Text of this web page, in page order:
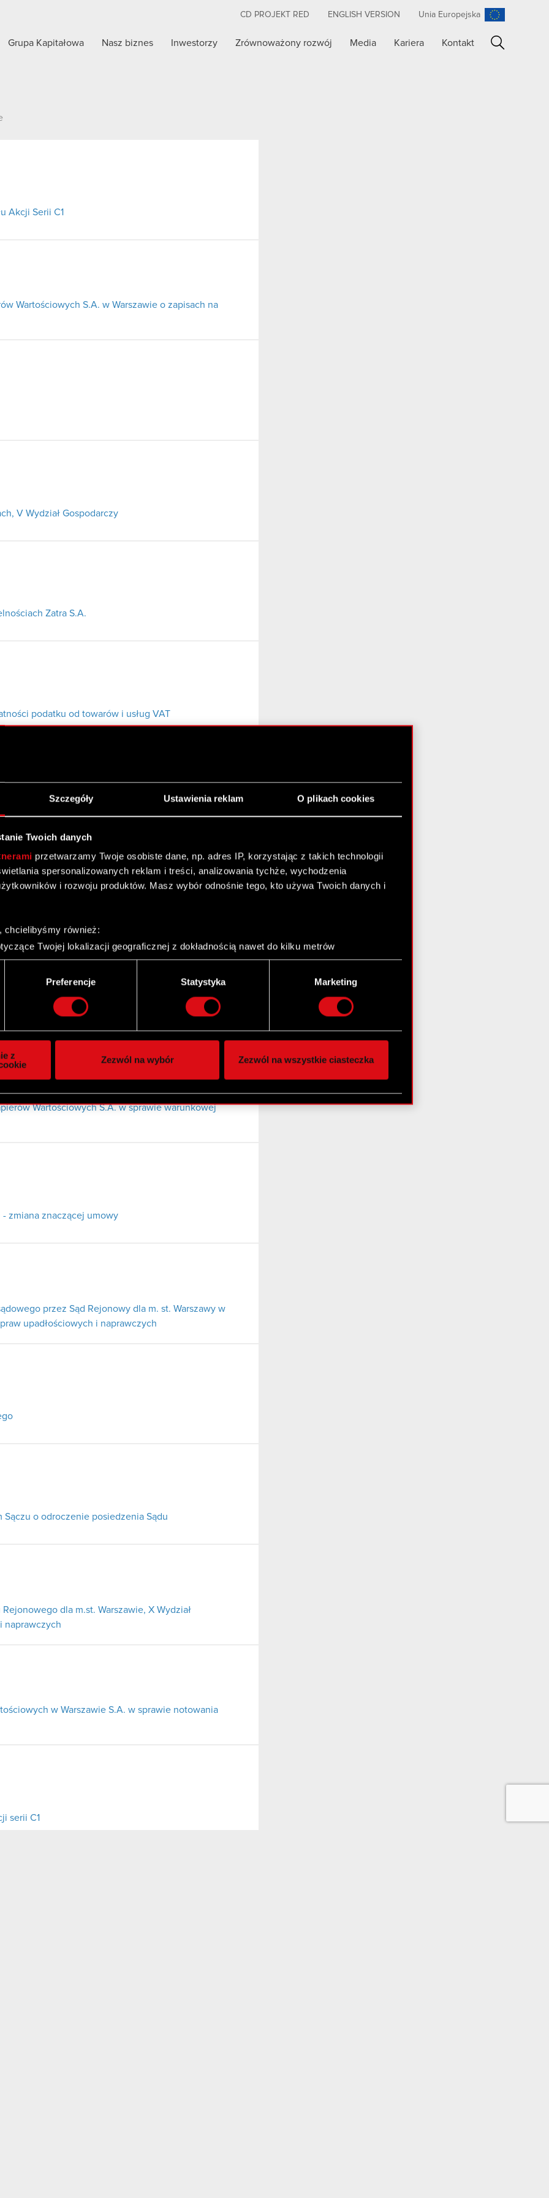
Szczegóły Ustawienia reklam O plikach cookies
Twoich danych
przetwarzamy Twoje osobiste dane, np. adres IP, korzystając z takich technologii
spersonalizowanych reklam i treści, analizowania tychże, wychodzenia
i rozwoju produktów. Masz wybór odnośnie tego, kto używa Twoich danych i
chcielibyśmy również:
Twojej lokalizacji geograficznej z dokładnością nawet do kilku metrów
urządzenie, aktywnie analizując charakteryzującego je zbiory danych (fingerprinting,
tego, jak Twoje osobiste dane są przetwarzane oraz ustaw własne preferencje w
cookie możesz zmienić lub wycofać swoją zgodę w dowolnej chwili.
do spersonalizowania treści i reklam, aby oferować funkcje społecznościowe i
i analitycznym. Partnerzy mogą połączyć te informacje z innymi danymi
podczas korzystania z ich usług. Kontynuując korzystanie z naszej witryny,
cookie.
Preferencje Statystyka Marketing
z
Zezwól na wybór Zezwól na wszystkie ciasteczka
CD PROJEKT RED ENGLISH VERSION Unia Europejska
Grupa Kapitałowa Nasz biznes Inwestorzy Zrównoważony rozwój Media Kariera Kontakt
Akcji Serii C1
Wartościowych S.A. w Warszawie o zapisach na
V Wydział Gospodarczy
Zatra S.A.
podatku od towarów i usług VAT
S.A.
nabycia znaczących aktywów
Wartościowych S.A. w sprawie warunkowej
zmiana znaczącej umowy
przez Sąd Rejonowy dla m. st. Warszawy w
upadłościowych i naprawczych
o odroczenie posiedzenia Sądu
dla m.st. Warszawie, X Wydział
naprawczych
w Warszawie S.A. w sprawie notowania
serii C1